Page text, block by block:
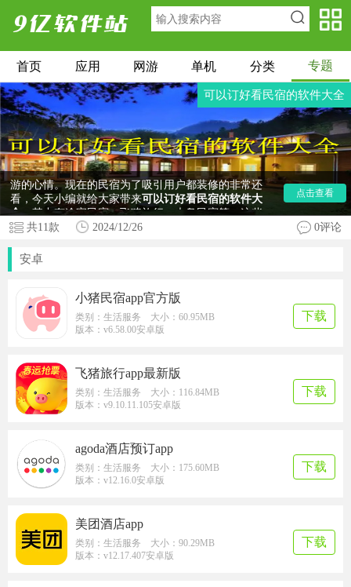
首页 应用 网游 单机 分类 专题
可以订好看民宿的软件大全
在出去旅游时，一个好看的居住地可以大大的提升旅
游的心情。现在的民宿为了吸引用户都装修的非常还
看，今天小编就给大家带来可以订好看民宿的软件大
全
，其中有途家民宿，飞猪旅行，木鸟民宿等，这些
软件中都有着许多不同风格的民宿，都非常的好看。
点击查看
共11款 2024/12/26 0评论
安卓
小猪民宿app官方版
类别：生活服务 大小：60.95MB
版本：v6.58.00安卓版
下载
飞猪旅行app最新版
类别：生活服务 大小：116.84MB
版本：v9.10.11.105安卓版
下载
agoda酒店预订app
类别：生活服务 大小：175.60MB
版本：v12.16.0安卓版
下载
美团酒店app
类别：生活服务 大小：90.29MB
版本：v12.17.407安卓版
下载